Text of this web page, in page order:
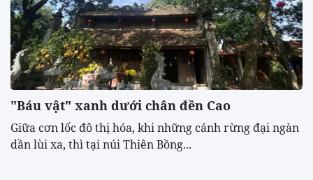
"Báu vật" xanh dưới chân đền Cao
​Giữa cơn lốc đô thị hóa, khi những cánh rừng đại ngàn
dần lùi xa, thì tại núi Thiên Bồng...